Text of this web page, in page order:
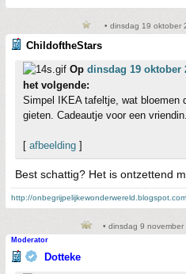
• dinsdag 19 oktober
ChildoftheStars
Op dinsdag 19 oktober
het volgende:
Simpel IKEA tafeltje, wat bloemen
gieten. Cadeautje voor een
[ afbeelding ]
Best schattig? Het is ontzettend
http://
• dinsdag 9
Moderator
Dotteke